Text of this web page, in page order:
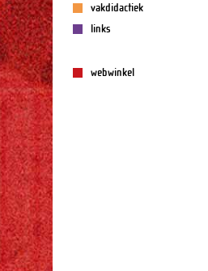
vakdidactiek
links
webwinkel